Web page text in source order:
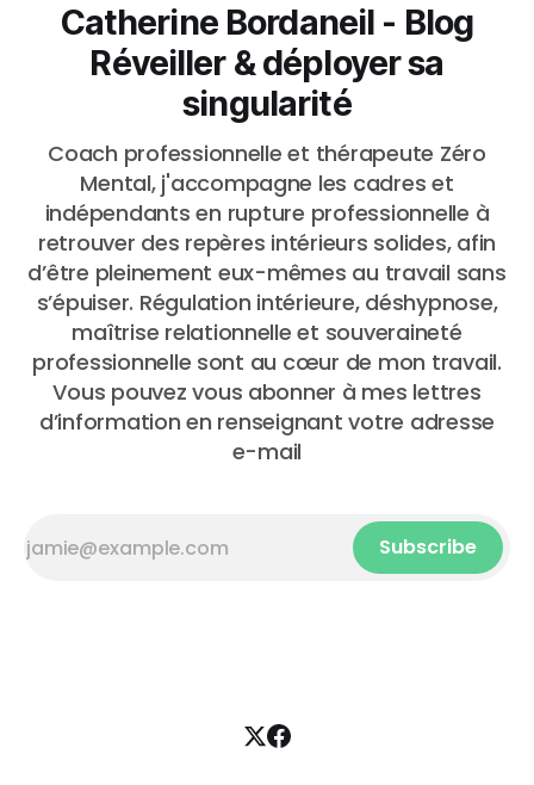
Catherine Bordaneil - Blog
Réveiller & déployer sa
singularité
Coach professionnelle et thérapeute Zéro
Mental, j'accompagne les cadres et
indépendants en rupture professionnelle à
retrouver des repères intérieurs solides, afin
d’être pleinement eux-mêmes au travail sans
s’épuiser. Régulation intérieure, déshypnose,
maîtrise relationnelle et souveraineté
professionnelle sont au cœur de mon travail.
Vous pouvez vous abonner à mes lettres
d’information en renseignant votre adresse
e-mail
Subscribe